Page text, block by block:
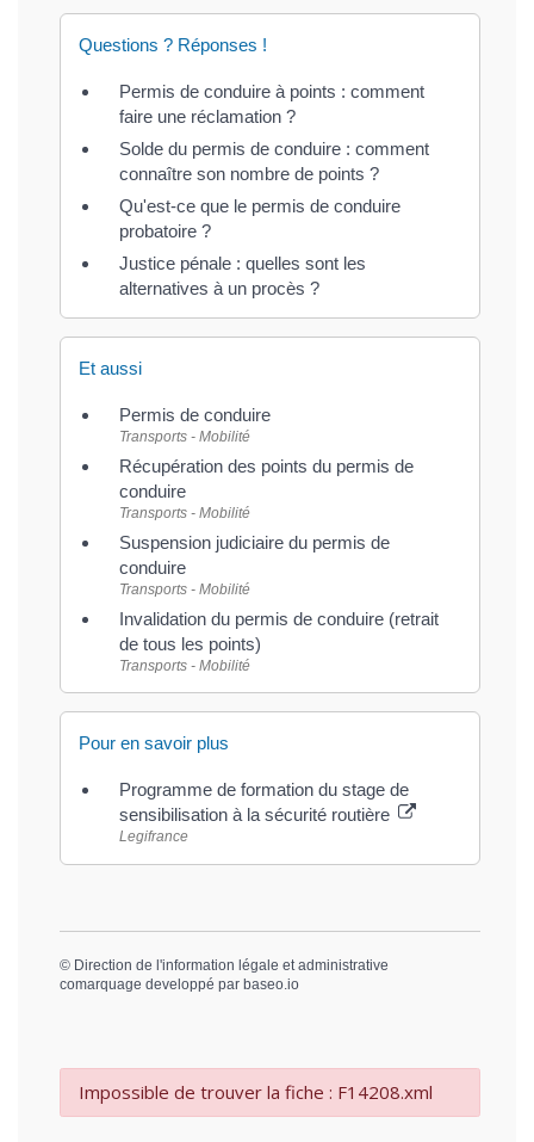
Questions ? Réponses !
Permis de conduire à points : comment
faire une réclamation ?
Solde du permis de conduire : comment
connaître son nombre de points ?
Qu'est-ce que le permis de conduire
probatoire ?
Justice pénale : quelles sont les
alternatives à un procès ?
Et aussi
Permis de conduire
Transports - Mobilité
Récupération des points du permis de
conduire
Transports - Mobilité
Suspension judiciaire du permis de
conduire
Transports - Mobilité
Invalidation du permis de conduire (retrait
de tous les points)
Transports - Mobilité
Pour en savoir plus
Programme de formation du stage de
sensibilisation à la sécurité routière
Legifrance
© Direction de l'information légale et administrative
comarquage developpé par baseo.io
Impossible de trouver la fiche : F14208.xml